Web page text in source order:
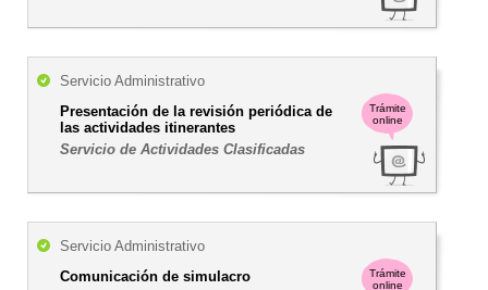
Trámite
online
Servicio Administrativo
Presentación de la revisión periódica de
las actividades itinerantes
Servicio de Actividades Clasificadas
Trámite
online
Servicio Administrativo
Comunicación de simulacro